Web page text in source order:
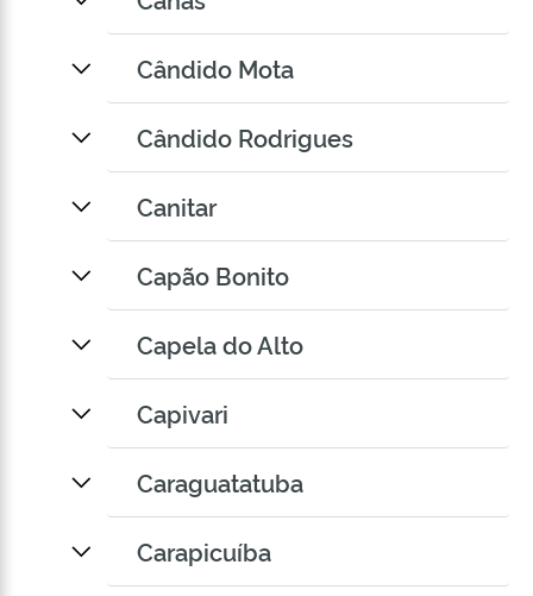
Cândido Mota
Cândido Rodrigues
Canitar
Capão Bonito
Capela do Alto
Capivari
Caraguatatuba
Carapicuíba